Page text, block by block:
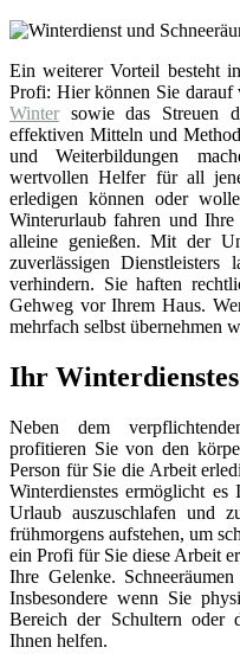
Ein weiterer Vorteil besteht
Profi: Hier können Sie darauf
Winter sowie das Streuen
effektiven Mitteln und
und Weiterbildungen
wertvollen Helfer für all
erledigen können oder
Winterurlaub fahren und Ihre
alleine genießen. Mit der
zuverlässigen
verhindern. Sie haften
Gehweg vor Ihrem Haus.
mehrfach selbst übernehmen
Ihr
Neben dem
profitieren Sie von den
Person für Sie die Arbeit
Winterdienstes ermöglicht
Urlaub auszuschlafen und
frühmorgens aufstehen, um
ein Profi für Sie diese Arbeit
Ihre Gelenke.
Insbesondere wenn Sie
Bereich der Schultern oder
Ihnen helfen.